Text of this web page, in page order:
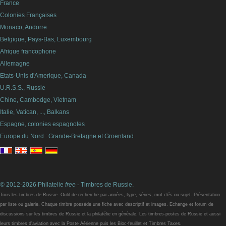
France
Colonies Françaises
Monaco, Andorre
Belgique, Pays-Bas, Luxembourg
Afrique francophone
Allemagne
Etats-Unis d'Amerique, Canada
U.R.S.S., Russie
Chine, Cambodge, Vietnam
Italie, Vatican, ..., Balkans
Espagne, colonies espagnoles
Europe du Nord : Grande-Bretagne et Groenland
© 2012-2026 Philatelie free - Timbres de Russie.
Tous les timbres de Russie. Outil de recherche par années, type, séries, mot-clés ou sujet. Présentation
par liste ou galerie. Chaque timbre possède une fiche avec descriptif et images. Echange et forum de
discussions sur les timbres de Russie et la philatélie en générale. Les timbres-postes de Russie et aussi
leurs timbres d'aviation avec la Poste Aérienne puis les Bloc-feuillet et Timbres Taxes.